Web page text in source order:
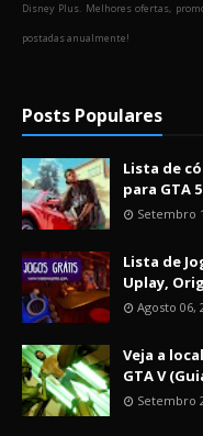
Disney Plus. Melhores ofertas,
postadas anualmente!
Posts Populares
Lista de
para GTA
Setembro
Lista de
Uplay,
Agosto 06,
Veja a
GTA V
Setembro